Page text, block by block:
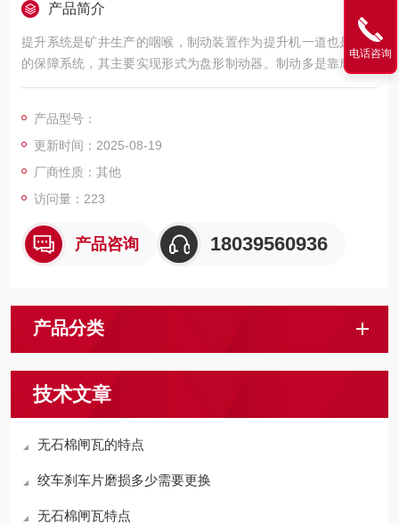
产品简介
提升系统是矿井生产的咽喉，制动装置作为提升机一道也是关键
的保障系统，其主要实现形式为盘形制动器。制动多是靠摩擦付
的摩擦来实现的，是一个动能转变热能的过程，用作摩擦付的摩
提升机滚筒用
产品型号：
更新时间：2025-08-19
厂商性质：其他
访问量：223
产品咨询 18039560936
产品分类
技术文章
无石棉闸瓦的特点
绞车刹车片磨损多少需要更换
无石棉闸瓦特点
电话咨询